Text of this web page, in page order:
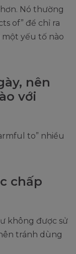
Nó thường
of” để chỉ ra
một yếu tố nào
nên
với
to” nhiều
chấp
không được sử
tránh dùng